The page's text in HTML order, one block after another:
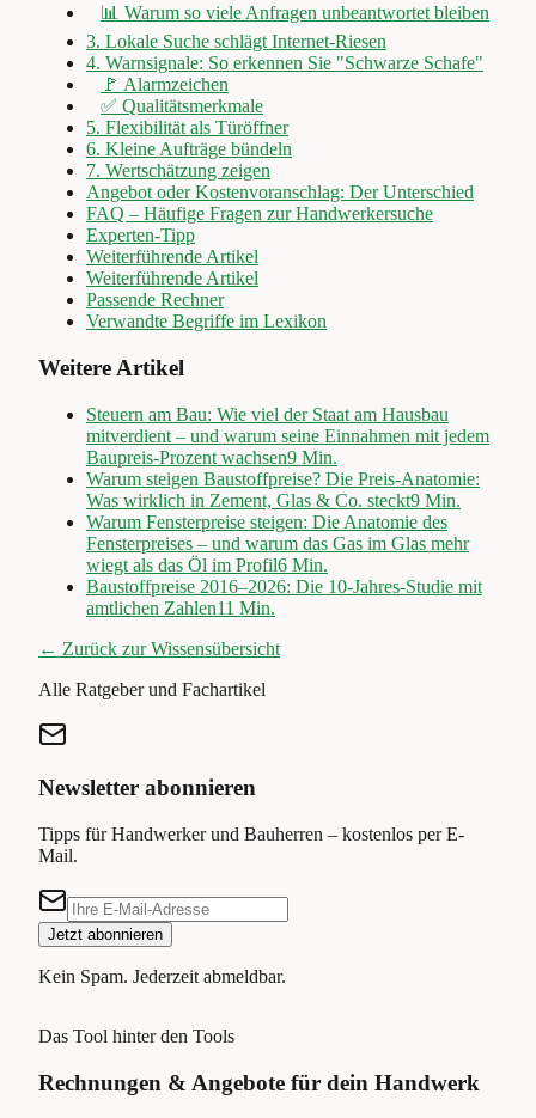
📊 Warum so viele Anfragen unbeantwortet bleiben
3. Lokale Suche schlägt Internet-Riesen
4. Warnsignale: So erkennen Sie "Schwarze Schafe"
🚩 Alarmzeichen
✅ Qualitätsmerkmale
5. Flexibilität als Türöffner
6. Kleine Aufträge bündeln
7. Wertschätzung zeigen
Angebot oder Kostenvoranschlag: Der Unterschied
FAQ – Häufige Fragen zur Handwerkersuche
Experten-Tipp
Weiterführende Artikel
Weiterführende Artikel
Passende Rechner
Verwandte Begriffe im Lexikon
Weitere Artikel
Steuern am Bau: Wie viel der Staat am Hausbau
mitverdient – und warum seine Einnahmen mit jedem
Baupreis-Prozent wachsen9 Min.
Warum steigen Baustoffpreise? Die Preis-Anatomie:
Was wirklich in Zement, Glas & Co. steckt9 Min.
Warum Fensterpreise steigen: Die Anatomie des
Fensterpreises – und warum das Gas im Glas mehr
wiegt als das Öl im Profil6 Min.
Baustoffpreise 2016–2026: Die 10-Jahres-Studie mit
amtlichen Zahlen11 Min.
← Zurück zur Wissensübersicht
Alle Ratgeber und Fachartikel
Newsletter abonnieren
Tipps für Handwerker und Bauherren – kostenlos per E-
Mail.
Jetzt abonnieren
Kein Spam. Jederzeit abmeldbar.
Das Tool hinter den Tools
Rechnungen & Angebote für dein Handwerk